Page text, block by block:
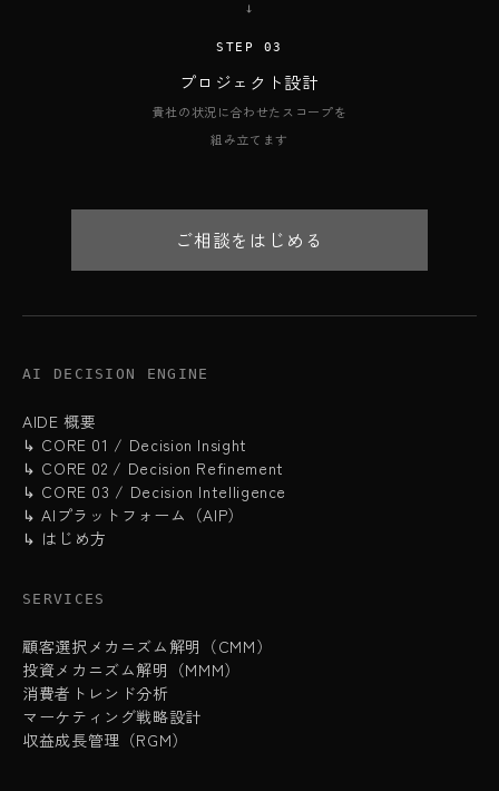
→
STEP 03
プロジェクト設計
貴社の状況に合わせたスコープを
組み立てます
ご相談をはじめる
AI DECISION ENGINE
AIDE 概要
↳ CORE 01 / Decision Insight
↳ CORE 02 / Decision Refinement
↳ CORE 03 / Decision Intelligence
↳ AIプラットフォーム（AIP）
↳ はじめ方
SERVICES
顧客選択メカニズム解明（CMM）
投資メカニズム解明（MMM）
消費者トレンド分析
マーケティング戦略設計
収益成長管理（RGM）